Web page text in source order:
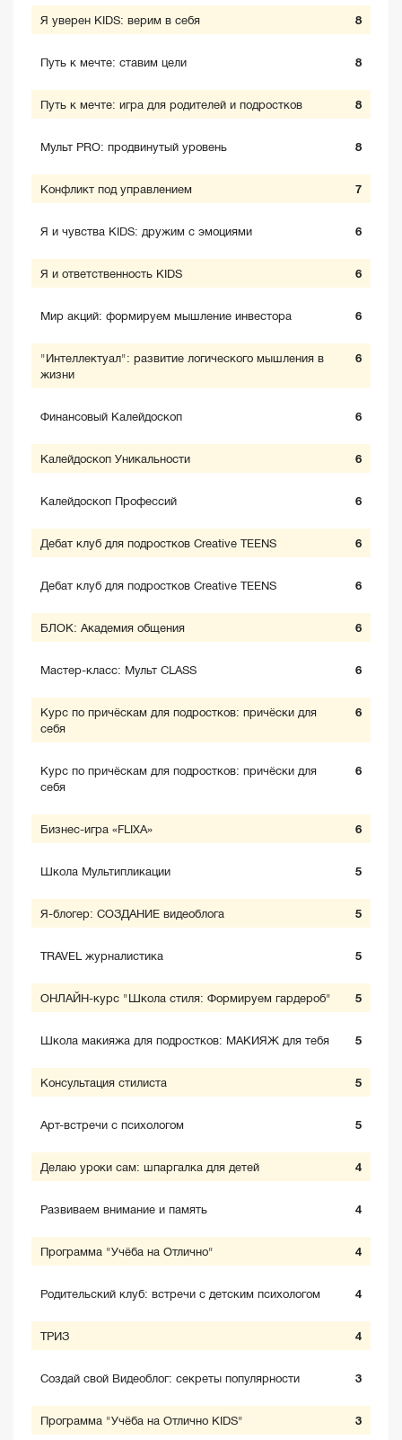
Я уверен KIDS: верим в себя 8
Путь к мечте: ставим цели 8
Путь к мечте: игра для родителей и подростков 8
Мульт PRO: продвинутый уровень 8
Конфликт под управлением 7
Я и чувства KIDS: дружим с эмоциями 6
Я и ответственность KIDS 6
Мир акций: формируем мышление инвестора 6
"Интеллектуал": развитие логического мышления в
жизни
6
Финансовый Калейдоскоп 6
Калейдоскоп Уникальности 6
Калейдоскоп Профессий 6
Дебат клуб для подростков Creative TEENS 6
Дебат клуб для подростков Creative TEENS 6
БЛОК: Академия общения 6
Мастер-класс: Мульт CLASS 6
Курс по причёскам для подростков: причёски для
себя
6
Курс по причёскам для подростков: причёски для
себя
6
Бизнес-игра «FLIXA» 6
Школа Мультипликации 5
Я-блогер: СОЗДАНИЕ видеоблога 5
TRAVEL журналистика 5
ОНЛАЙН-курс "Школа стиля: Формируем гардероб" 5
Школа макияжа для подростков: МАКИЯЖ для тебя 5
Консультация стилиста 5
Арт-встречи с психологом 5
Делаю уроки сам: шпаргалка для детей 4
Развиваем внимание и память 4
Программа "Учёба на Отлично" 4
Родительский клуб: встречи с детским психологом 4
ТРИЗ 4
Создай свой Видеоблог: секреты популярности 3
Программа "Учёба на Отлично KIDS" 3